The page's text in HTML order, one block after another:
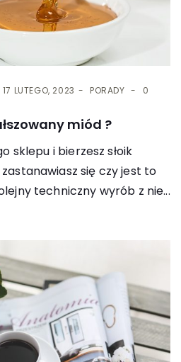
17 LUTEGO, 2023 PORADY
0
miód ?
sklepu i bierzesz słoik
się czy jest to
techniczny wyrób z nie...